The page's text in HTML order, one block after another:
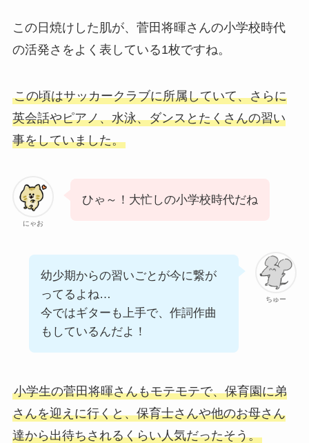
この日焼けした肌が、菅田将暉さんの小学校時代
の活発さをよく表している1枚ですね。
この頃はサッカークラブに所属していて、さらに
英会話やピアノ、水泳、ダンスとたくさんの習い
事をしていました。
にゃお
ひゃ～！大忙しの小学校時代だね
ちゅー
幼少期からの習いごとが今に繋が
ってるよね…
今ではギターも上手で、作詞作曲
もしているんだよ！
小学生の菅田将暉さんもモテモテで、保育園に弟
さんを迎えに行くと、保育士さんや他のお母さん
達から出待ちされるくらい人気だったそう。